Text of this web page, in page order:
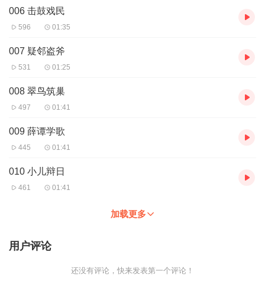
006 击鼓戏民
596 01:35
007 疑邻盗斧
531 01:25
008 翠鸟筑巢
497 01:41
009 薛谭学歌
445 01:41
010 小儿辩日
461 01:41
加载更多
用户评论
还没有评论，快来发表第一个评论！